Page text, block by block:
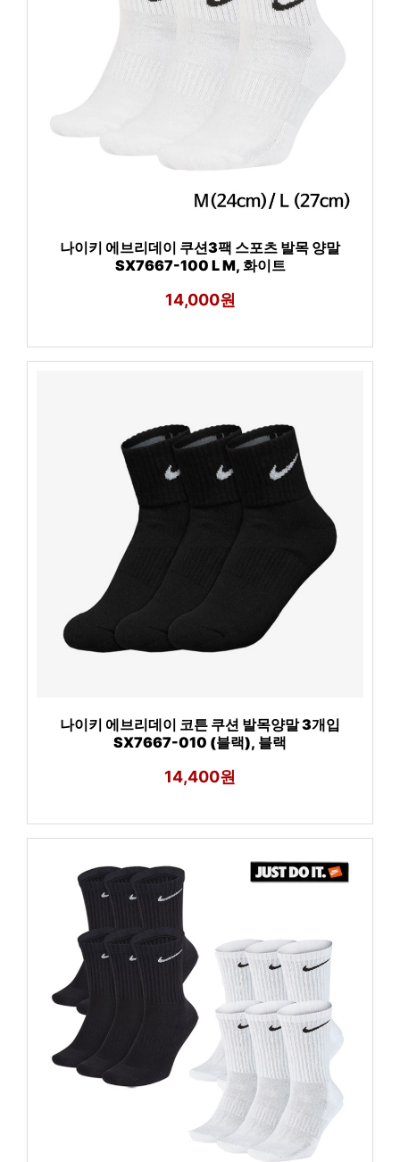
나이키 에브리데이 쿠션3팩 스포츠 발목 양말
SX7667-100 L M, 화이트
14,000원
나이키 에브리데이 코튼 쿠션 발목양말 3개입
SX7667-010 (블랙), 블랙
14,400원